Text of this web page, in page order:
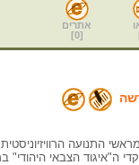
אתרים
[
0
]
וודובינסקי היה מראשי
ה"איגוד הצבאי היהודי"